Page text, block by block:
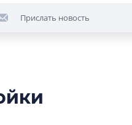
Прислать новость